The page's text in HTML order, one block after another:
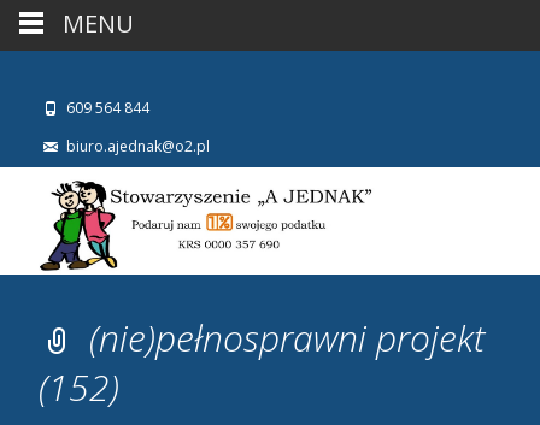
609 564 844
biuro.ajednak@o2.pl
(nie)pełnosprawni projekt
(152)
MENU